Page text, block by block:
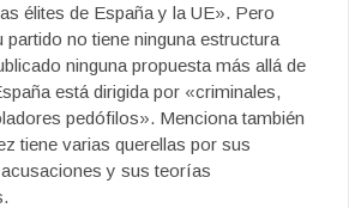
élites de España y la UE». Pero
partido no tiene ninguna estructura
ninguna propuesta más allá de
está dirigida por «criminales,
pedófilos». Menciona también
tiene varias querellas por sus
y sus teorías